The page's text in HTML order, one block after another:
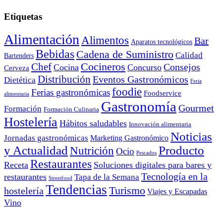
Etiquetas
Alimentación Alimentos Aparatos tecnológicos Bar
Bartenders Bebidas Cadena de Suministro Calidad
Cerveza Chef Cocina Cocineros Concurso Consejos
Dietética Distribución Eventos Gastronómicos Feria
alimentaria Ferias gastronómicasfoodie Foodservice
Formación Formación Culinaria Gastronomía Gourmet
Hostelería Hábitos saludables Innovación alimentaria
Jornadas gastronómicas Marketing Gastronómico Noticias
y Actualidad Nutrición Ocio Pescados Producto
Receta Restaurantes Soluciones digitales para bares y
restaurantes Streetfood Tapa de la Semana Tecnología en la
hostelería Tendencias Turismo Viajes y Escapadas
Vino